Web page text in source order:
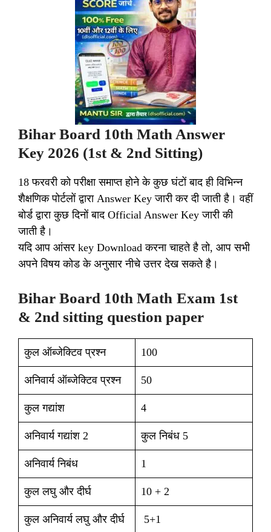
Bihar Board 10th Math Answer
Key 2026 (1st & 2nd Sitting)
18 फरवरी को परीक्षा समाप्त होने के कुछ घंटों बाद ही विभिन्न
शैक्षणिक पोर्टलों द्वारा Answer Key जारी कर दी जाती है। वहीं
बोर्ड द्वारा कुछ दिनों बाद Official Answer Key जारी की
जाती है।
यदि आप आंसर key Download करना चाहते है तो, आप सभी
अपने विषय कोड के अनुसार नीचे उत्तर देख सकते है।
Bihar Board 10th Math Exam 1st
& 2nd sitting question paper
कुल ऑब्जेक्टिव प्रश्न 100
अनिवार्य ऑब्जेक्टिव प्रश्न 50
कुल गद्यांश 4
अनिवार्य गद्यांश 2 कुल निबंध 5
अनिवार्य निबंध 1
कुल लघु और दीर्घ 10 + 2
कुल अनिवार्य लघु और दीर्घ 5+1